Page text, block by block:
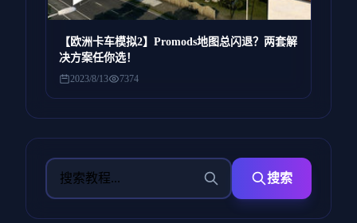
【欧洲卡车模拟2】Promods地图总闪退？两套解
决方案任你选！
2023/8/13 7374
搜索